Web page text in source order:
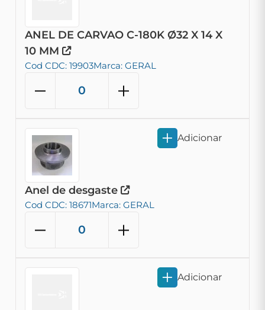
ANEL DE CARVAO C-180K Ø32 X 14 X
10 MM
Cod CDC: 19903Marca: GERAL
Anel de desgaste
Cod CDC: 18671Marca: GERAL
Adicionar
Adicionar